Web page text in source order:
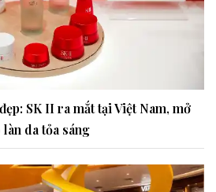
SK II ra mắt tại Việt Nam, mở
da tỏa sáng